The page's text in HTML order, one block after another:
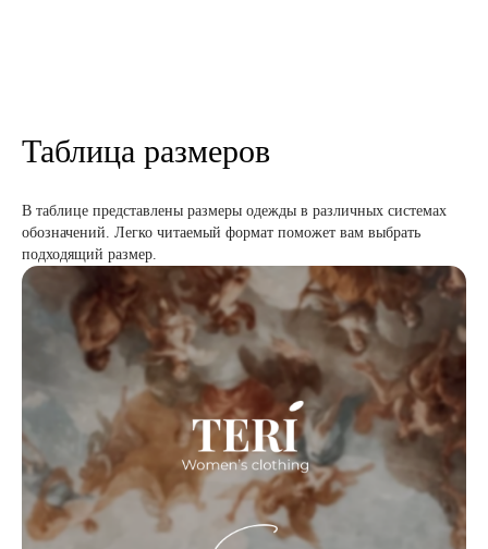
Таблица размеров
В таблице представлены размеры одежды в различных системах
обозначений. Легко читаемый формат поможет вам выбрать
подходящий размер.